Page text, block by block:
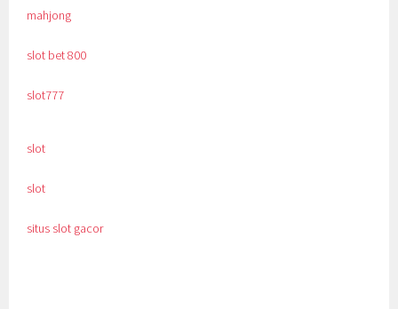
mahjong
slot bet 800
slot777
slot
slot
situs slot gacor